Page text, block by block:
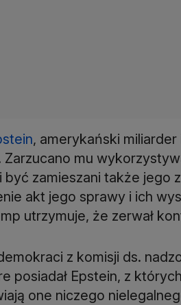
, amerykański
Zarzucano mu
być zamieszani także jego
akt jego sprawy i ich
utrzymuje, że zerwał
z komisji ds.
posiadał Epstein, z
one niczego